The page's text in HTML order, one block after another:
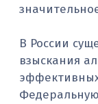
В России
взыскания